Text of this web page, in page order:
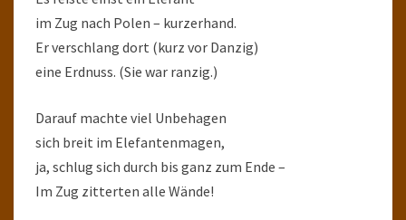
im Zug nach Polen – kurzerhand.
Er verschlang dort (kurz vor Danzig)
eine Erdnuss. (Sie war ranzig.)
Darauf machte viel Unbehagen
sich breit im Elefantenmagen,
ja, schlug sich durch bis ganz zum Ende –
Im Zug zitterten alle Wände!